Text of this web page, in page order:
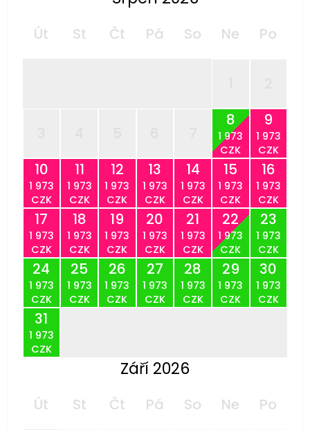
Út St Čt Pá So Ne Po
8
1 973
CZK
9
1 973
CZK
10
1 973
CZK
11
1 973
CZK
12
1 973
CZK
13
1 973
CZK
14
1 973
CZK
15
1 973
CZK
16
1 973
CZK
17
1 973
CZK
18
1 973
CZK
19
1 973
CZK
20
1 973
CZK
21
1 973
CZK
22
1 973
CZK
23
1 973
CZK
24
1 973
CZK
25
1 973
CZK
26
1 973
CZK
27
1 973
CZK
28
1 973
CZK
29
1 973
CZK
30
1 973
CZK
31
1 973
CZK
Září 2026
Út St Čt Pá So Ne
Po